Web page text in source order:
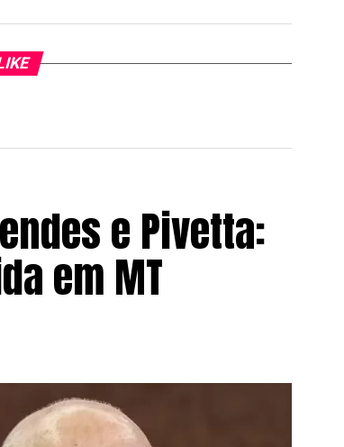
e Pivetta:
em MT